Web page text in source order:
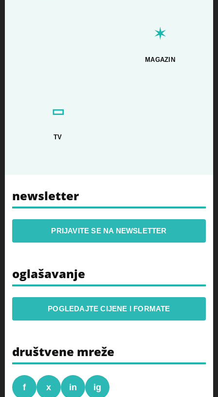
✶
MAGAZIN
▭
TV
newsletter
PRIJAVITE SE NA NEWSLETTER
oglašavanje
POGLEDAJTE CIJENE I FORMATE
društvene mreže
f x in ig